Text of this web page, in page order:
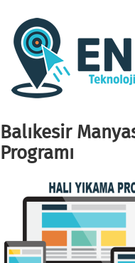
Balıkesir
Programı